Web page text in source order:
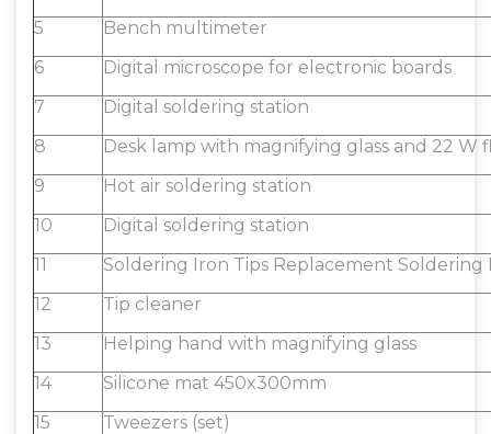
5
Bench multimeter
6
Digital microscope for electronic boards
7
Digital soldering station
8
Desk lamp with magnifying glass and 22
9
Hot air soldering station
10
Digital soldering station
11
Soldering Iron Tips Replacement Soldering
12
Tip cleaner
13
Helping hand with magnifying glass
14
Silicone mat 450x300mm
15
Tweezers (set)